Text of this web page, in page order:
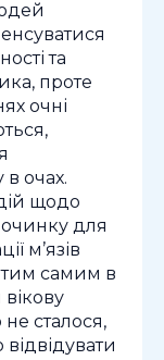
та
проте
очні
в очах.
щодо
для
м’язів
самим в
сталося,